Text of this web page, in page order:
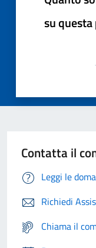
su
Contatta il
Leggi le
Richiedi
Chiama il